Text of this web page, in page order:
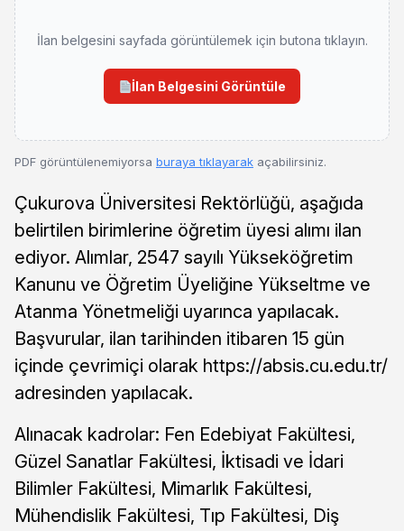
İlan belgesini sayfada görüntülemek için butona tıklayın.
İlan Belgesini Görüntüle
PDF görüntülenemiyorsa buraya tıklayarak açabilirsiniz.
Çukurova Üniversitesi Rektörlüğü, aşağıda
belirtilen birimlerine öğretim üyesi alımı ilan
ediyor. Alımlar, 2547 sayılı Yükseköğretim
Kanunu ve Öğretim Üyeliğine Yükseltme ve
Atanma Yönetmeliği uyarınca yapılacak.
Başvurular, ilan tarihinden itibaren 15 gün
içinde çevrimiçi olarak https://absis.cu.edu.tr/
adresinden yapılacak.
Alınacak kadrolar: Fen Edebiyat Fakültesi,
Güzel Sanatlar Fakültesi, İktisadi ve İdari
Bilimler Fakültesi, Mimarlık Fakültesi,
Mühendislik Fakültesi, Tıp Fakültesi, Diş